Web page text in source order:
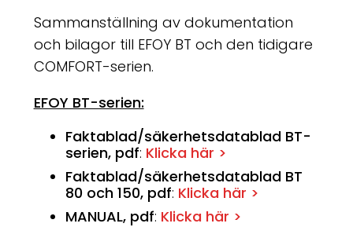
Sammanställning av dokumentation
och bilagor till EFOY BT och den tidigare
COMFORT-serien.
EFOY BT-serien:
Faktablad/säkerhetsdatablad BT-
serien, pdf: Klicka här >
Faktablad/säkerhetsdatablad BT
80 och 150, pdf: Klicka här >
MANUAL, pdf: Klicka här >